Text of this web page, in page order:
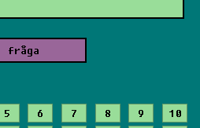
5 6 7 8 9
10